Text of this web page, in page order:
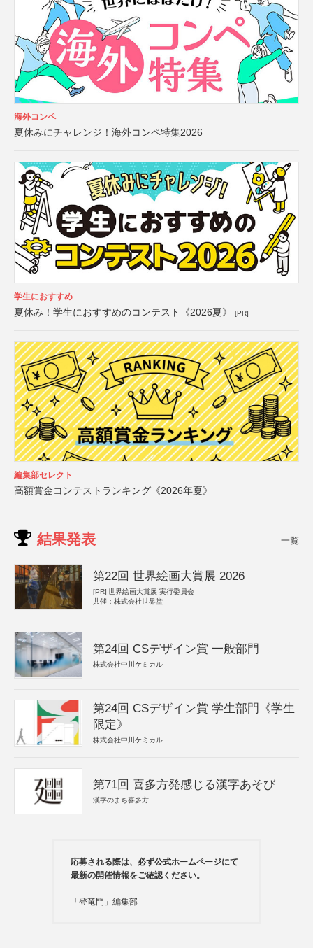
海外コンペ
夏休みにチャレンジ！海外コンペ特集2026
学生におすすめ
夏休み！学生におすすめのコンテスト《2026夏》 [PR]
編集部セレクト
高額賞金コンテストランキング《2026年夏》
結果発表 一覧
第22回 世界絵画大賞展 2026
[PR] 世界絵画大賞展 実行委員会
共催：株式会社世界堂
第24回 CSデザイン賞 一般部門
株式会社中川ケミカル
第24回 CSデザイン賞 学生部門《学生
限定》
株式会社中川ケミカル
第71回 喜多方発感じる漢字あそび
漢字のまち喜多方
応募される際は、必ず公式ホームページにて
最新の開催情報をご確認ください。
「登竜門」編集部